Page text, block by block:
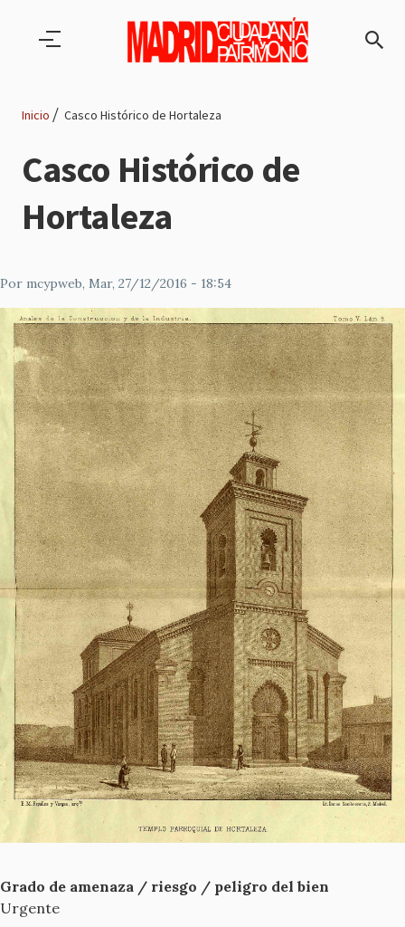
Ruta
de
navegación
Inicio Casco Histórico de Hortaleza
Casco Histórico de
Hortaleza
Por mcypweb, Mar, 27/12/2016 - 18:54
Grado de amenaza / riesgo / peligro del bien
Urgente